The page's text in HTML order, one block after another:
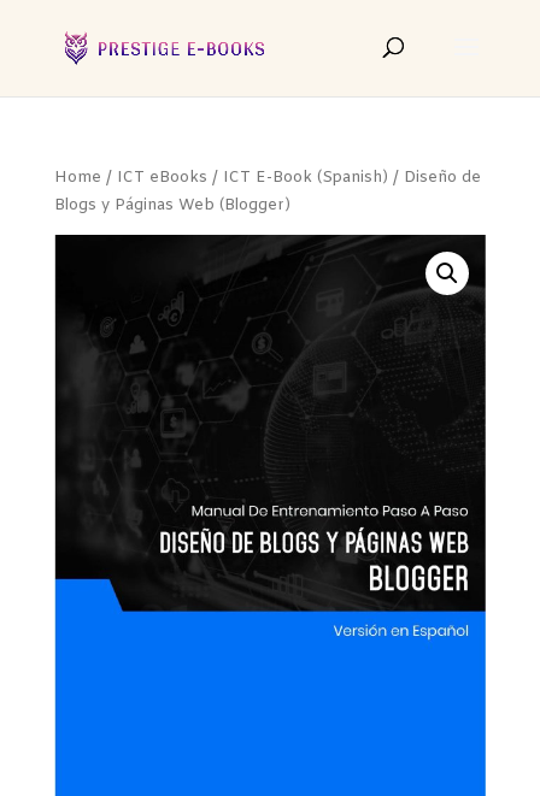
Home / ICT eBooks / ICT E-Book (Spanish) / Diseño de
Blogs y Páginas Web (Blogger)